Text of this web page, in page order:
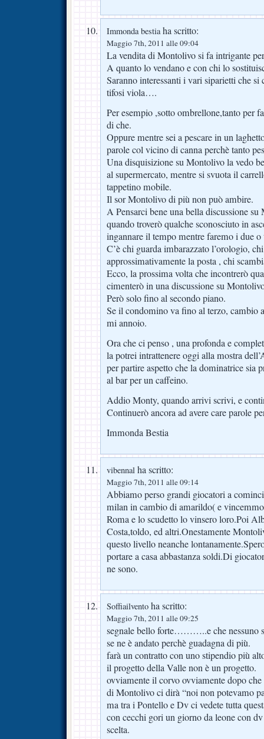
Immonda bestiaha scritto:
Maggio 7th, 2011 alle 09:04
La vendita di Montolivo si fa intrigante
A quanto lo vendano e con chi lo
Saranno interessanti i vari siparietti che si
tifosi viola….
Per esempio ,sotto ombrellone,tanto per
di che.
Oppure mentre sei a pescare in un
parole col vicino di canna perchè tanto
Una disquisizione su Montolivo la vedo
al supermercato, mentre si svuota il
tappetino mobile.
Il sor Montolivo di più non può ambire.
A Pensarci bene una bella discussione
quando troverò qualche sconosciuto in
ingannare il tempo mentre faremo i due o
C’è chi guarda imbarazzato l’orologio,
approssimativamente la posta , chi
Ecco, la prossima volta che incontrerò
cimenterò in una discussione su
Però solo fino al secondo piano.
Se il condomino va fino al terzo, cambio
mi annoio.
Ora che ci penso , una profonda e
la potrei intrattenere oggi alla mostra
per partire aspetto che la dominatrice sia
al bar per un caffeino.
Addio Monty, quando arrivi scrivi, e
Continuerò ancora ad avere care parole
Immonda Bestia
vibennal ha scritto:
Maggio 7th, 2011 alle 09:14
Abbiamo perso grandi giocatori a
milan in cambio di amarildo( e
Roma e lo scudetto lo vinsero loro.Poi
Costa,toldo, ed altri.Onestamente
questo livello neanche
portare a casa abbastanza soldi.Di
ne sono.
Soffiailvento ha scritto:
Maggio 7th, 2011 alle 09:25
segnale bello forte………..e che nessuno
se ne è andato perchè guadagna di più.
farà un contratto con uno stipendio più
il progetto della Valle non è un progetto.
ovviamente il corvo ovviamente dopo
di Montolivo ci dirà “noi non potevamo
ma tra i Pontello e Dv ci vedete tutta
con cecchi gori un giorno da leone con
scelta.